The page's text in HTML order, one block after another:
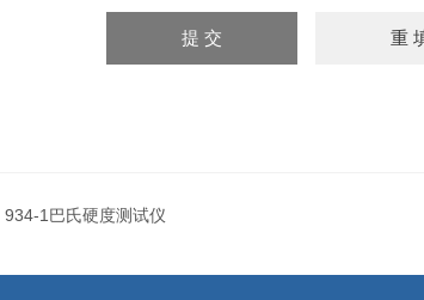
934-1巴氏硬度测试仪